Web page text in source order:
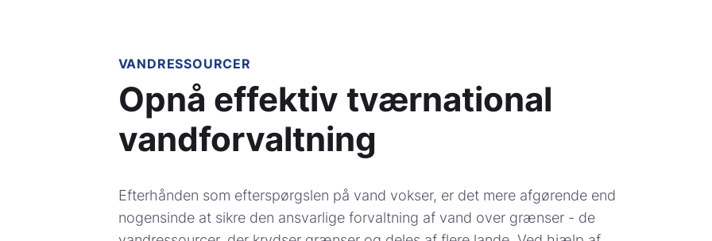
VANDRESSOURCER
Opnå effektiv tværnational
vandforvaltning
Efterhånden som efterspørgslen på vand vokser, er det mere afgørende end
nogensinde at sikre den ansvarlige forvaltning af vand over grænser - de